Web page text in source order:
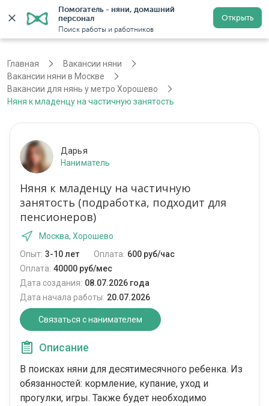
Помогатель - няни, домашний
персонал
Поиск работы и работников
Открыть
Регистрация
Главная
Вакансии няни
Вакансии няни в Москве
Вакансии для нянь у метро Хорошево
Няня к младенцу на частичную занятость
Дарья
Наниматель
Няня к младенцу на частичную
занятость (подработка, подходит для
пенсионеров)
Москва, Хорошево
Опыт: 3-10 лет Оплата: 600 руб/час
Оплата: 40000 руб/мес
Дата создания: 08.07.2026 года
Дата начала работы: 20.07.2026
Связаться с нанимателем
Описание
В поисках няни для десятимесячного ребенка. Из
обязанностей: кормление, купание, уход и
прогулки, игры. Также будет необходимо